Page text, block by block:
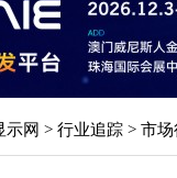
示网 > 行业追踪 > 市场